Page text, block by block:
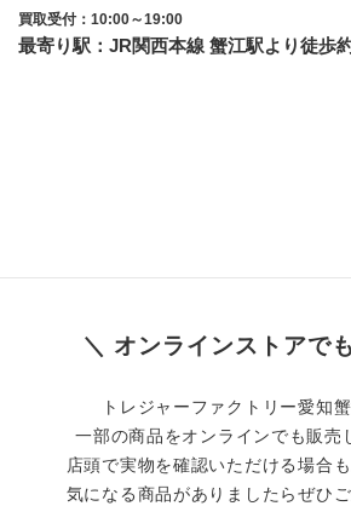
買取受付：10:00～19:00
最寄り駅：JR関西本線 蟹江駅より徒歩
＼ オンラインストアで
トレジャーファクトリー愛知蟹
一部の商品をオンラインでも販売
店頭で実物を確認いただける場合
気になる商品がありましたらぜひ